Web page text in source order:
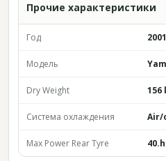
Прочие характеристики
Год
Модель
Dry Weight 156
Система охлаждения Air/
Max Power Rear Tyre